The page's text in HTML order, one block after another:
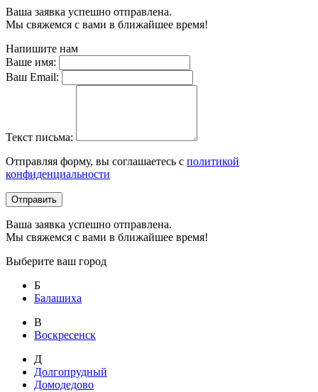
Ваша заявка успешно отправлена.
Мы свяжемся с вами в ближайшее время!
Напишите нам
Ваше имя:
Ваш Email:
Текст письма:
Отправляя форму, вы соглашаетесь с политикой
конфиденциальности
Отправить
Ваша заявка успешно отправлена.
Мы свяжемся с вами в ближайшее время!
Выберите ваш город
Б
Балашиха
В
Воскресенск
Д
Долгопрудный
Домодедово